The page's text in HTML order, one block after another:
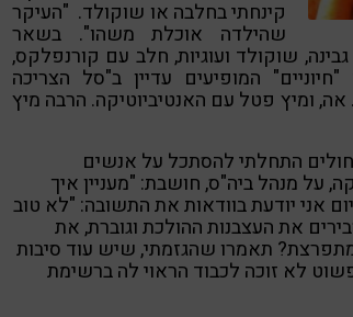
קינחתי בחלבה או שוקולד. "העיקר
שהילדה אוכלת משהו". בשאר
שוקולד ועוגיות, חלב עם קורנפלקס,
המופיעים עדיין ב"סל הצריכה
ומיץ פטל עם האנטיביוטיקה. הרבה מיץ
התחלתי להסתכל על אנשים
על מנהל ביה"ס, חושבת: "מעניין איך
אני יודעת בוודאות את התשובה: "לא טוב
את העצבנות ההולכת וגוברת, את
תאמרו שהגזמתי, שיש עוד סיבות
לא זוכה לכבוד הראוי לה ברשימת